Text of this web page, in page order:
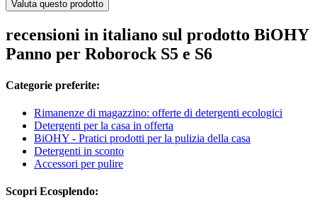
Valuta questo prodotto
recensioni in italiano sul prodotto BiOHY
Panno per Roborock S5 e S6
Categorie preferite:
Rimanenze di magazzino: offerte di detergenti ecologici
Detergenti per la casa in offerta
BiOHY - Pratici prodotti per la pulizia della casa
Detergenti in sconto
Accessori per pulire
Scopri Ecosplendo: